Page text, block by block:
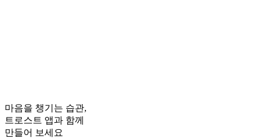
마음을 챙기는 습관,
트로스트 앱과 함께
만들어 보세요